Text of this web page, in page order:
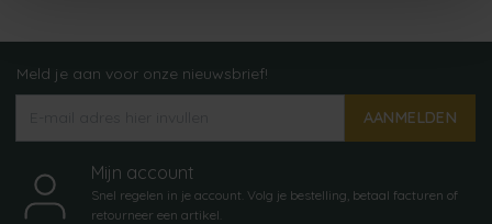
Meld je aan voor onze nieuwsbrief!
AANMELDEN
Mijn account
Snel regelen in je account. Volg je bestelling, betaal facturen of
retourneer een artikel.